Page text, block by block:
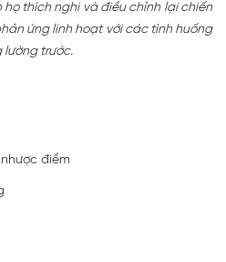
thích nghi và điều chỉnh lại chiến
ứng linh hoạt với các tình huống
lường trước.
điểm